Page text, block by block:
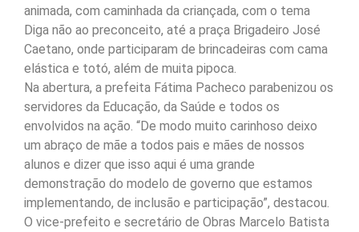
animada, com caminhada da criançada, com o tema
Diga não ao preconceito, até a praça Brigadeiro José
Caetano, onde participaram de brincadeiras com cama
elástica e totó, além de muita pipoca.
Na abertura, a prefeita Fátima Pacheco parabenizou os
servidores da Educação, da Saúde e todos os
envolvidos na ação. “De modo muito carinhoso deixo
um abraço de mãe a todos pais e mães de nossos
alunos e dizer que isso aqui é uma grande
demonstração do modelo de governo que estamos
implementando, de inclusão e participação”, destacou.
O vice-prefeito e secretário de Obras Marcelo Batista